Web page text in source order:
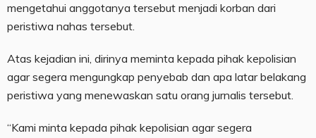
mengetahui anggotanya tersebut menjadi korban dari
peristiwa nahas tersebut.
Atas kejadian ini, dirinya meminta kepada pihak kepolisian
agar segera mengungkap penyebab dan apa latar belakang
peristiwa yang menewaskan satu orang jurnalis tersebut.
“Kami minta kepada pihak kepolisian agar segera